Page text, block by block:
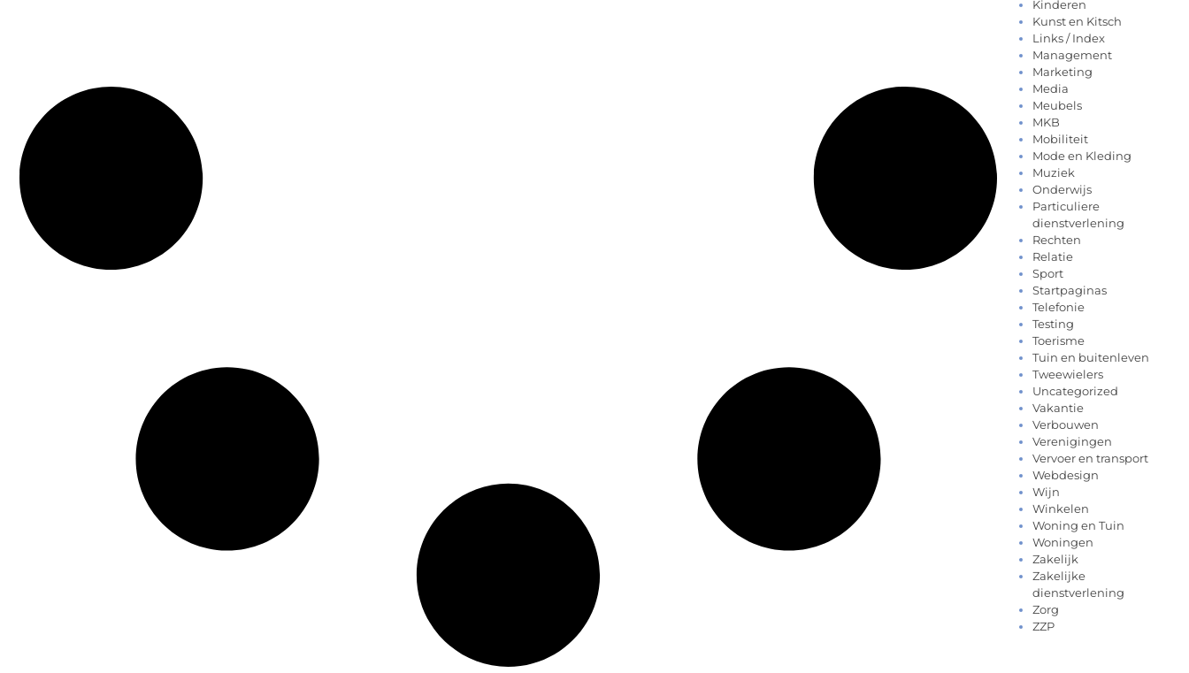
Kinderen
Kunst en Kitsch
Links / Index
Management
Marketing
Media
Meubels
MKB
Mobiliteit
Mode en Kleding
Muziek
Onderwijs
Particuliere
dienstverlening
Rechten
Relatie
Sport
Startpaginas
Telefonie
Testing
Toerisme
Tuin en buitenleven
Tweewielers
Uncategorized
Vakantie
Verbouwen
Verenigingen
Vervoer en transport
Webdesign
Wijn
Winkelen
Woning en Tuin
Woningen
Zakelijk
Zakelijke
dienstverlening
Zorg
ZZP